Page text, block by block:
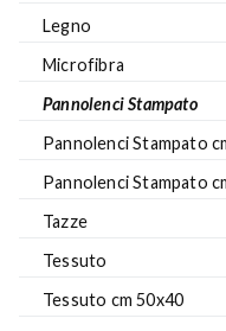
Legno
Microfibra
Pannolenci Stampato
Pannolenci Stampato
Pannolenci Stampato
Tazze
Tessuto
Tessuto cm 50x40